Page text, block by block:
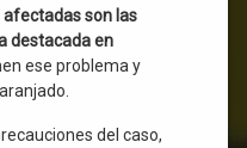
afectadas son las
destacada en
ese problema y
del caso,